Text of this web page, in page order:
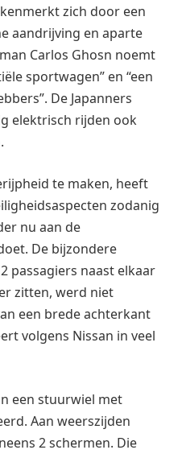
zich door een
aandrijving en aparte
Carlos Ghosn noemt
sportwagen” en “een
De Japanners
elektrisch rijden ook
te maken, heeft
zodanig
nu aan de
De bijzondere
passagiers naast elkaar
zitten, werd niet
een brede achterkant
volgens Nissan in veel
een stuurwiel met
Aan weerszijden
2 schermen. Die